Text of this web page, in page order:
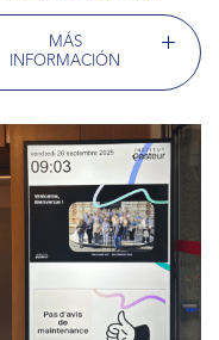
MÁS
INFORMACIÓN